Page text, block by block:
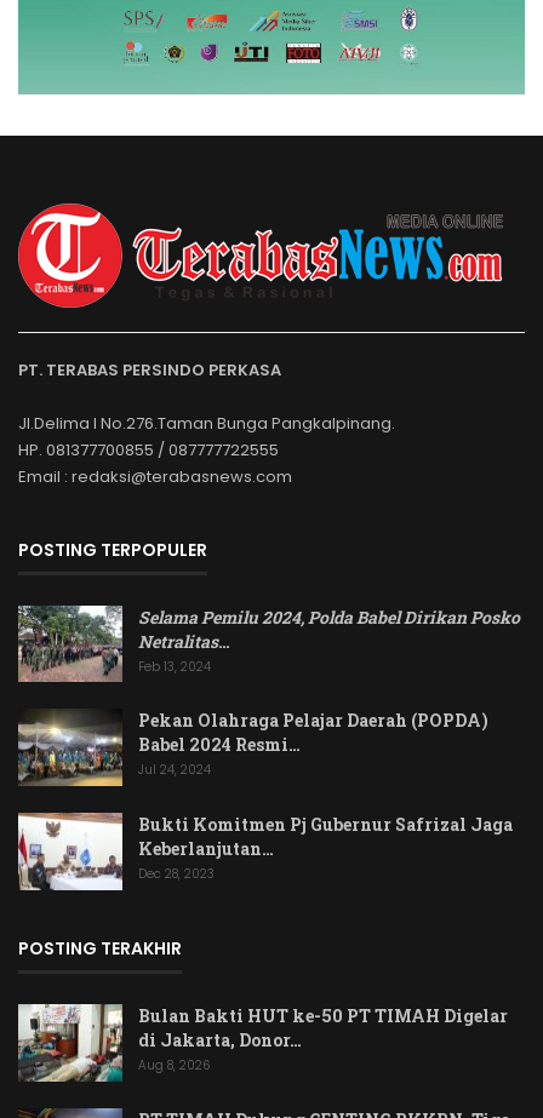
PT. TERABAS PERSINDO PERKASA
Jl.Delima I No.276.Taman Bunga Pangkalpinang.
HP. 081377700855 / 087777722555
Email : redaksi@terabasnews.com
POSTING TERPOPULER
Selama Pemilu 2024, Polda Babel Dirikan Posko
Netralitas…
Feb 13, 2024
Pekan Olahraga Pelajar Daerah (POPDA)
Babel 2024 Resmi…
Jul 24, 2024
Bukti Komitmen Pj Gubernur Safrizal Jaga
Keberlanjutan…
Dec 28, 2023
POSTING TERAKHIR
Bulan Bakti HUT ke-50 PT TIMAH Digelar
di Jakarta, Donor…
Aug 8, 2026